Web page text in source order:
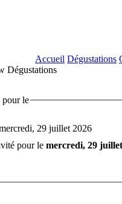
Accueil Dégustations
Dégustations
pour le
29 juillet 2026
pour le mercredi, 29 juillet